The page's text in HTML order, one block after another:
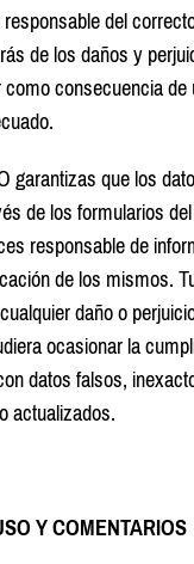
del
de los daños y
consecuencia
garantizas que los
de los formularios
responsable de
de los mismos.
daño o
ocasionar la
datos falsos,
actualizados.
Y COMENTARIOS